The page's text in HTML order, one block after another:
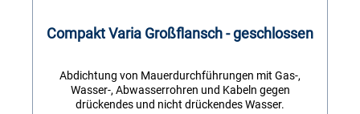
Compakt Varia Großflansch - geschlossen
Abdichtung von Mauerdurchführungen mit Gas-,
Wasser-, Abwasserrohren und Kabeln gegen
drückendes und nicht drückendes Wasser.